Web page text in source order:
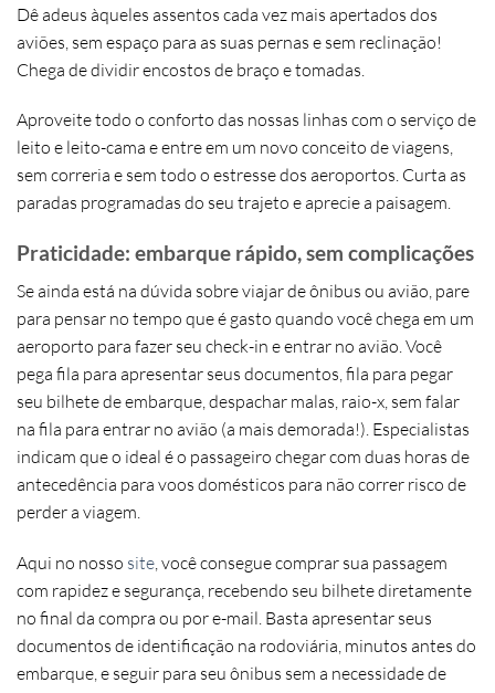
Dê adeus àqueles assentos cada vez mais apertados dos
aviões, sem espaço para as suas pernas e sem reclinação!
Chega de dividir encostos de braço e tomadas.
Aproveite todo o conforto das nossas linhas com o serviço de
leito e leito-cama e entre em um novo conceito de viagens,
sem correria e sem todo o estresse dos aeroportos. Curta as
paradas programadas do seu trajeto e aprecie a paisagem.
Praticidade: embarque rápido, sem complicações
Se ainda está na dúvida sobre viajar de ônibus ou avião, pare
para pensar no tempo que é gasto quando você chega em um
aeroporto para fazer seu check-in e entrar no avião. Você
pega fila para apresentar seus documentos, fila para pegar
seu bilhete de embarque, despachar malas, raio-x, sem falar
na fila para entrar no avião (a mais demorada!). Especialistas
indicam que o ideal é o passageiro chegar com duas horas de
antecedência para voos domésticos para não correr risco de
perder a viagem.
Aqui no nosso site , você consegue comprar sua passagem
com rapidez e segurança , recebendo seu bilhete diretamente
no final da compra ou por e-mail. Basta apresentar seus
documentos de identificação na rodoviária, minutos antes do
embarque, e seguir para seu ônibus sem a necessidade de